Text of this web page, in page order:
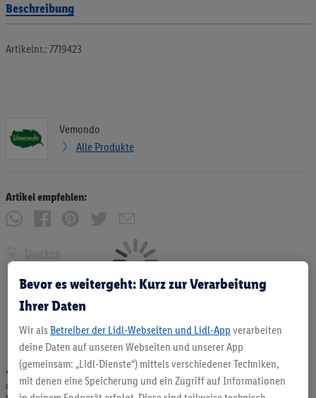
Beschreibung
Artikelnr.: 7719423
Vemondo
Alle Produkte
Artikel empfehlen:
Drucken
* Angebote solange Vorrat. Abgabe nur in haushaltsüblichen Mengen. Verkauf
ohne Dekoration. Die hier beworbenen Produkte, vor allem NonFood-Produkte,
Bevor es weitergeht: Kurz zur Verarbeitung
Ihrer Daten
Wir als Betreiber der Lidl-Webseiten und Lidl-App verarbeiten
deine Daten auf unseren Webseiten und unserer App
(gemeinsam: „Lidl-Dienste“) mittels verschiedener Techniken,
mit denen eine Speicherung und ein Zugriff auf Informationen